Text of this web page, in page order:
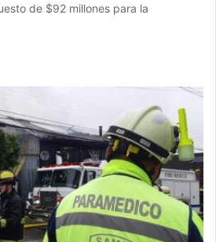
de $92 millones para la